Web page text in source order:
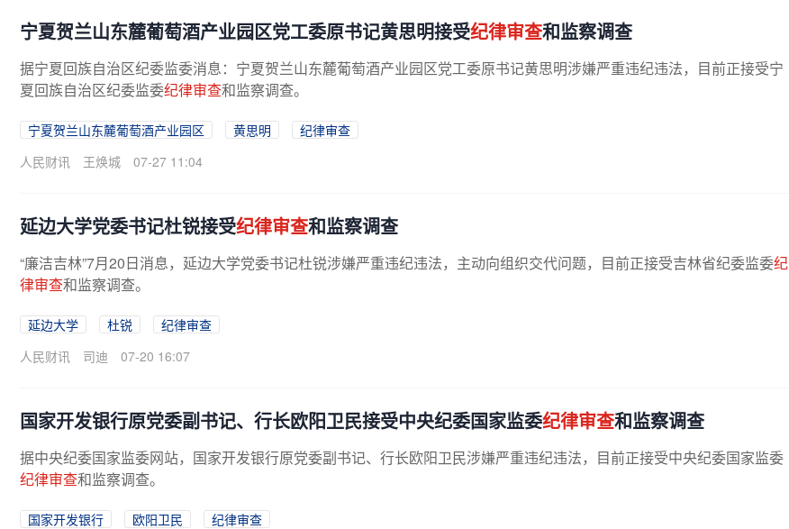
宁夏贺兰山东麓葡萄酒产业园区党工委原书记黄思明接受纪律审查和监察调查
据宁夏回族自治区纪委监委消息：宁夏贺兰山东麓葡萄酒产业园区党工委原书记黄思明涉嫌严重违纪违法，目前正接受宁
夏回族自治区纪委监委纪律审查和监察调查。
宁夏贺兰山东麓葡萄酒产业园区 黄思明
纪律审查
人民财讯
王焕城 07-27 11:04
延边大学党委书记杜锐接受纪律审查和监察调查
“廉洁吉林”7月20日消息，延边大学党委书记杜锐涉嫌严重违纪违法，主动向组织交代问题，目前正接受吉林省纪委监委纪
律审查和监察调查。
延边大学 杜锐
纪律审查
人民财讯
司迪 07-20 16:07
国家开发银行原党委副书记、行长欧阳卫民接受中央纪委国家监委纪律审查和监察调查
据中央纪委国家监委网站，国家开发银行原党委副书记、行长欧阳卫民涉嫌严重违纪违法，目前正接受中央纪委国家监委
纪律审查和监察调查。
国家开发银行 欧阳卫民
纪律审查